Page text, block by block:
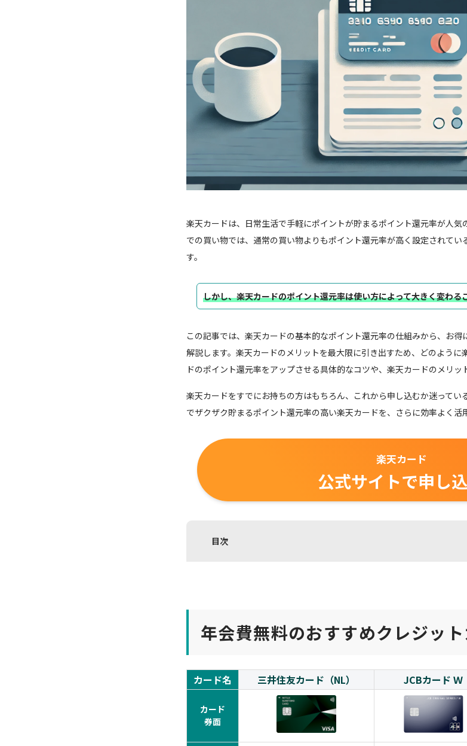
楽天カードは、日常生活で手軽にポイントが貯まるポイント還元率が人気
での買い物では、通常の買い物よりもポイント還元率が高く設定されて
す。
しかし、楽天カードのポイント還元率は使い方によって大きく変わる
この記事では、楽天カードの基本的なポイント還元率の仕組みから、お
解説します。楽天カードのメリットを最大限に引き出すため、どのように
ドのポイント還元率をアップさせる具体的なコツや、楽天カードのメリッ
楽天カードをすでにお持ちの方はもちろん、これから申し込むか迷ってい
でザクザク貯まるポイント還元率の高い楽天カードを、さらに効率よく活
楽天カード
公式サイトで申し
目次
年会費無料のおすすめクレジッ
カード名 三井住友カード（NL） JCBカード Ｗ
カード
券面